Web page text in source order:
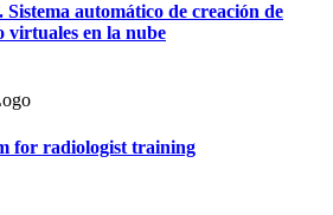
automático de creación de
virtuales en la nube
for radiologist training